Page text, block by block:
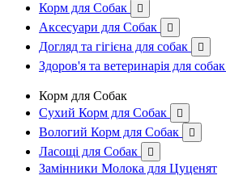
Корм для Собак

Аксесуари для Собак 
Догляд та гігієна для собак 
Здоров'я та ветеринарія для собак
Корм для Собак
Сухий Корм для Собак

Вологий Корм для Собак 
Ласощі для Собак 
Замінники Молока для Цуценят